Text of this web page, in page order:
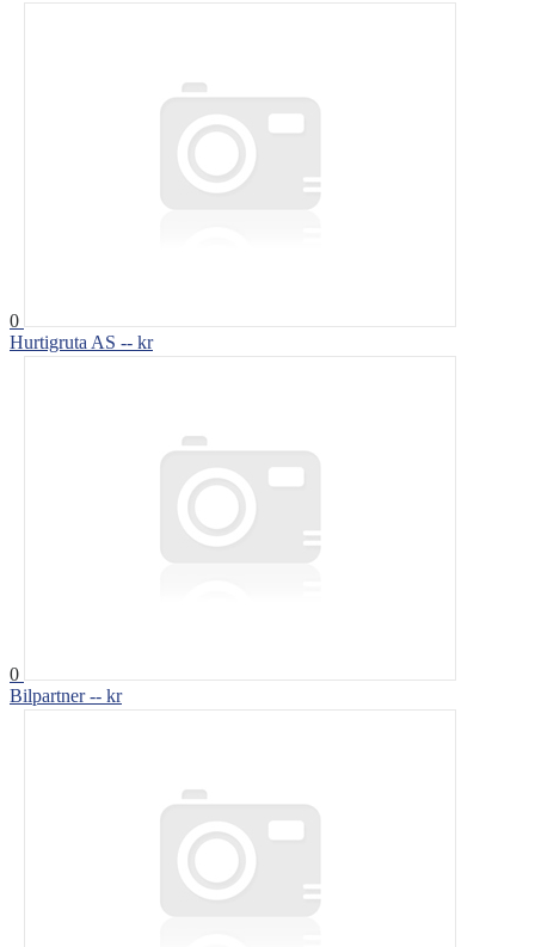
0
Hurtigruta AS -- kr
0
Bilpartner -- kr